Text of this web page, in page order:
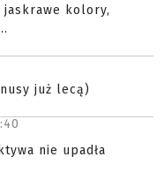
kolory,
już lecą)
nie upadła